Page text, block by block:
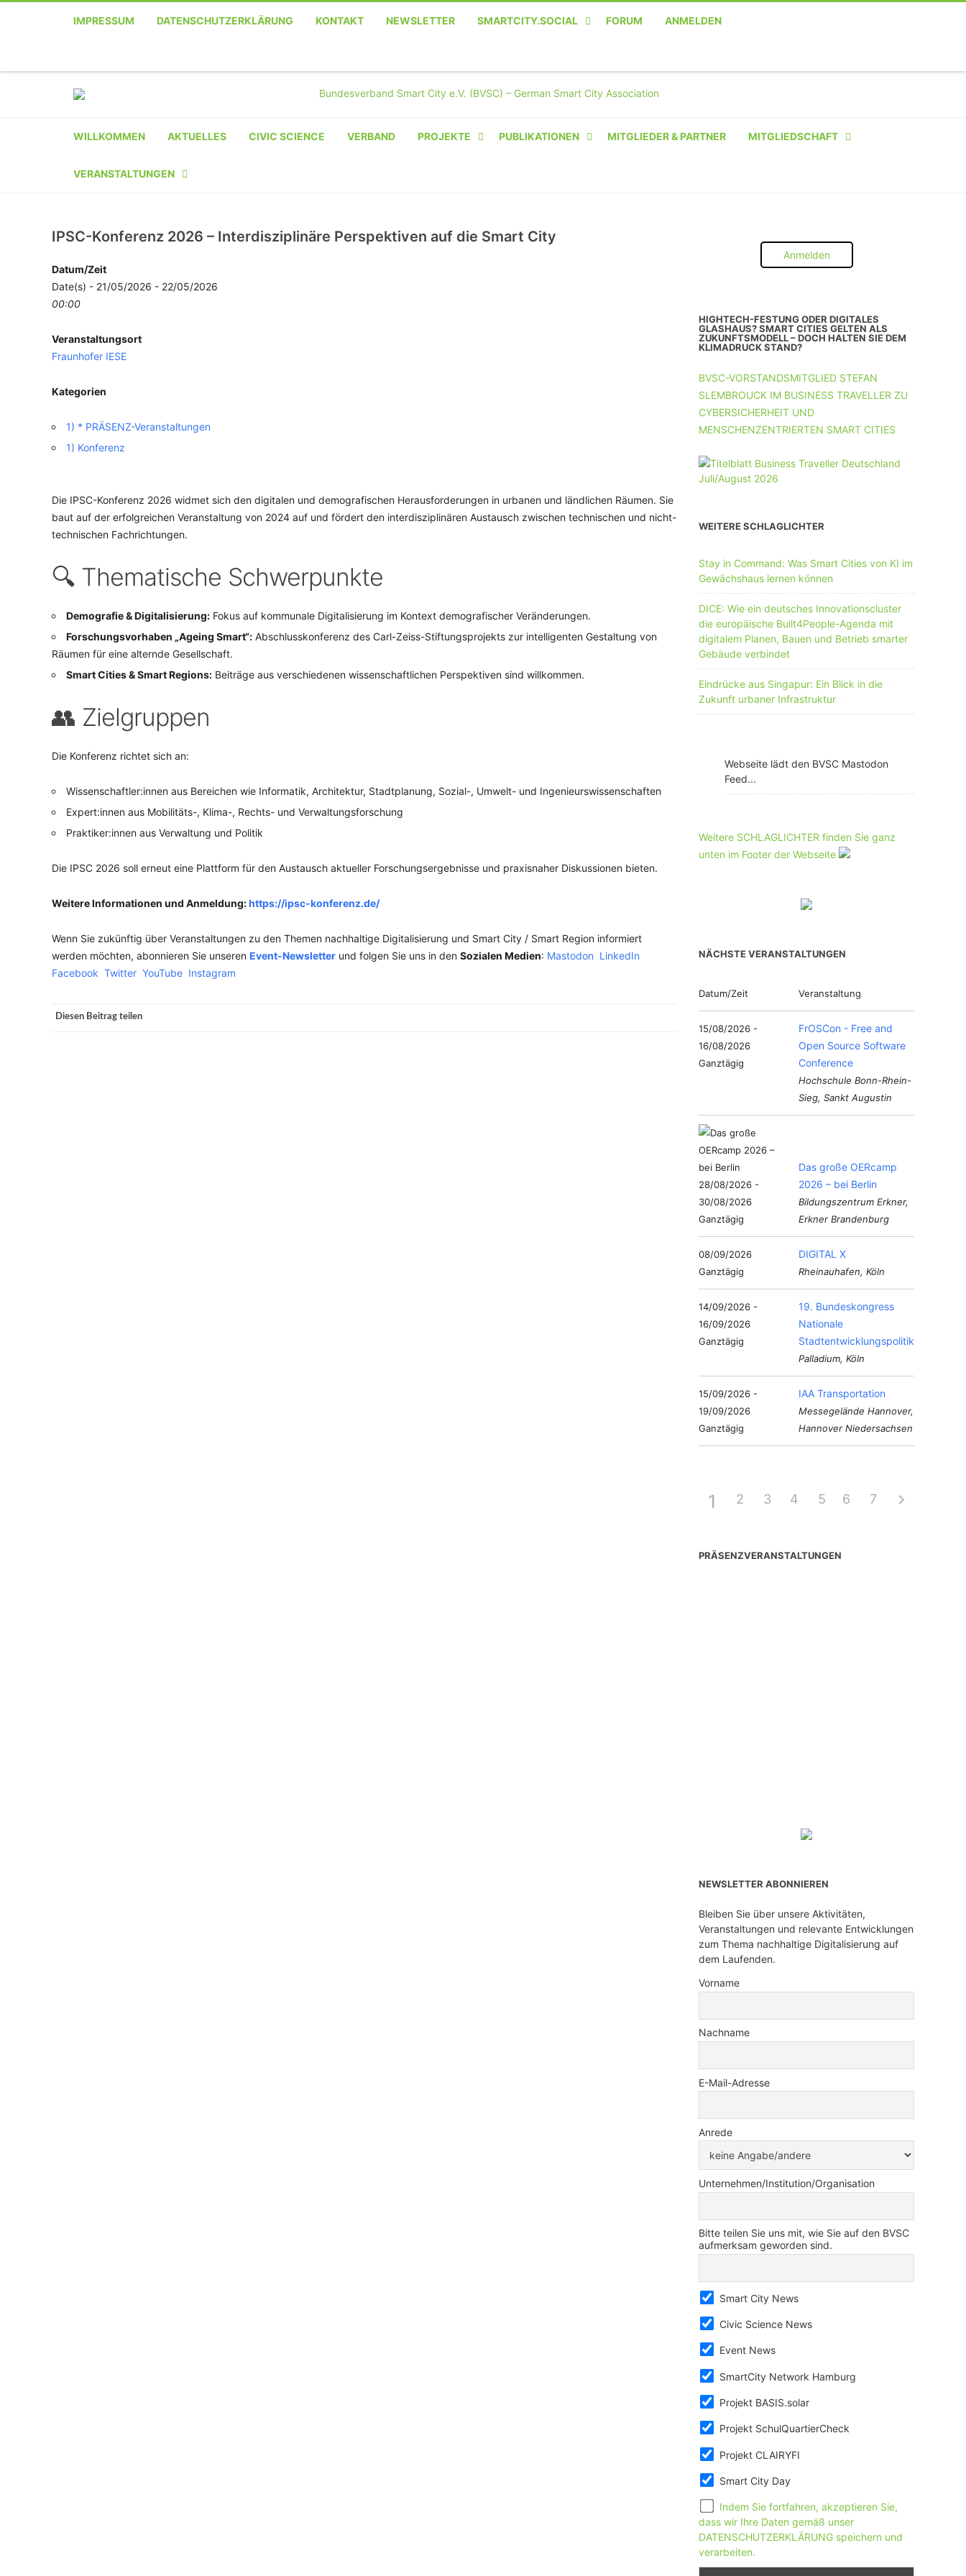
IMPRESSUM DATENSCHUTZERKLÄRUNG KONTAKT NEWSLETTER SMARTCITY.SOCIAL FORUM ANMELDEN
TelefonFacebook
WILLKOMMEN AKTUELLES CIVIC SCIENCE VERBAND PROJEKTE
CLAIRYFI-INDOORS: SMART
PUBLIKATIONEN MITGLIEDER & PARTNER MITGLIEDSCHAFT
INSTITUTION
UNTERNEHMEN MIT 11-50 MA
VERANSTALTUNGEN
VERANSTALTER-
REGISTRIERUNG
VERANSTALTUNGSORTE
IPSC-Konferenz 2026 – Interdisziplinäre Perspektiven auf die Smart City
Datum/Zeit
Date(s) - 21/05/2026 - 22/05/2026
00:00
Veranstaltungsort
Fraunhofer IESE
Kategorien
1) * PRÄSENZ-Veranstaltungen
1) Konferenz
Die IPSC-Konferenz 2026 widmet sich den digitalen und demografischen Herausforderungen in urbanen und ländlichen Räumen. Sie
baut auf der erfolgreichen Veranstaltung von 2024 auf und fördert den interdisziplinären Austausch zwischen technischen und nicht-
technischen Fachrichtungen.
🔍 Thematische Schwerpunkte
Demografie & Digitalisierung: Fokus auf kommunale Digitalisierung im Kontext demografischer Veränderungen.
Forschungsvorhaben „Ageing Smart“: Abschlusskonferenz des Carl-Zeiss-Stiftungsprojekts zur intelligenten Gestaltung von
Räumen für eine alternde Gesellschaft.
Smart Cities & Smart Regions: Beiträge aus verschiedenen wissenschaftlichen Perspektiven sind willkommen.
👥 Zielgruppen
Die Konferenz richtet sich an:
Wissenschaftler:innen aus Bereichen wie Informatik, Architektur, Stadtplanung, Sozial-, Umwelt- und Ingenieurswissenschaften
Expert:innen aus Mobilitäts-, Klima-, Rechts- und Verwaltungsforschung
Praktiker:innen aus Verwaltung und Politik
Die IPSC 2026 soll erneut eine Plattform für den Austausch aktueller Forschungsergebnisse und praxisnaher Diskussionen bieten.
Weitere Informationen und Anmeldung:https://ipsc-konferenz.de/
Wenn Sie zukünftig über Veranstaltungen zu den Themen nachhaltige Digitalisierung und Smart City / Smart Region informiert
werden möchten, abonnieren Sie unseren Event-Newsletter und folgen Sie uns in den Sozialen Medien: Mastodon LinkedIn
Facebook Twitter YouTube Instagram
Diesen Beitrag teilen
Anmelden
HIGHTECH-FESTUNG ODER DIGITALES
GLASHAUS? SMART CITIES GELTEN ALS
ZUKUNFTSMODELL – DOCH HALTEN SIE DEM
KLIMADRUCK STAND?
BVSC-VORSTANDSMITGLIED STEFAN
SLEMBROUCK IM BUSINESS TRAVELLER ZU
CYBERSICHERHEIT UND
MENSCHENZENTRIERTEN SMART CITIES
WEITERE SCHLAGLICHTER
Stay in Command: Was Smart Cities von KI im
Gewächshaus lernen können
DICE: Wie ein deutsches Innovationscluster
die europäische Built4People-Agenda mit
digitalem Planen, Bauen und Betrieb smarter
Gebäude verbindet
Eindrücke aus Singapur: Ein Blick in die
Zukunft urbaner Infrastruktur
Webseite lädt den BVSC Mastodon
Feed...
Weitere SCHLAGLICHTER finden Sie ganz
unten im Footer der Webseite
NÄCHSTE VERANSTALTUNGEN
Datum/Zeit Veranstaltung
15/08/2026 -
16/08/2026
Ganztägig
FrOSCon - Free and
Open Source Software
Conference
Hochschule Bonn-Rhein-
Sieg, Sankt Augustin
28/08/2026 -
30/08/2026
Ganztägig
Das große OERcamp
2026 – bei Berlin
Bildungszentrum Erkner,
Erkner Brandenburg
08/09/2026
Ganztägig
DIGITAL X
Rheinauhafen, Köln
14/09/2026 -
16/09/2026
Ganztägig
19. Bundeskongress
Nationale
Stadtentwicklungspolitik
Palladium, Köln
15/09/2026 -
19/09/2026
Ganztägig
IAA Transportation
Messegelände Hannover,
Hannover Niedersachsen
1 2 3 4 5 6 7
PRÄSENZVERANSTALTUNGEN
NEWSLETTER ABONNIEREN
Bleiben Sie über unsere Aktivitäten,
Veranstaltungen und relevante Entwicklungen
zum Thema nachhaltige Digitalisierung auf
dem Laufenden.
Vorname
Nachname
E-Mail-Adresse
Anrede
Unternehmen/Institution/Organisation
Bitte teilen Sie uns mit, wie Sie auf den BVSC
aufmerksam geworden sind.
Smart City News
Civic Science News
Event News
SmartCity Network Hamburg
Projekt BASIS.solar
Projekt SchulQuartierCheck
Projekt CLAIRYFI
Smart City Day
Indem Sie fortfahren, akzeptieren Sie,
dass wir Ihre Daten gemäß unser
DATENSCHUTZERKLÄRUNG speichern und
verarbeiten.